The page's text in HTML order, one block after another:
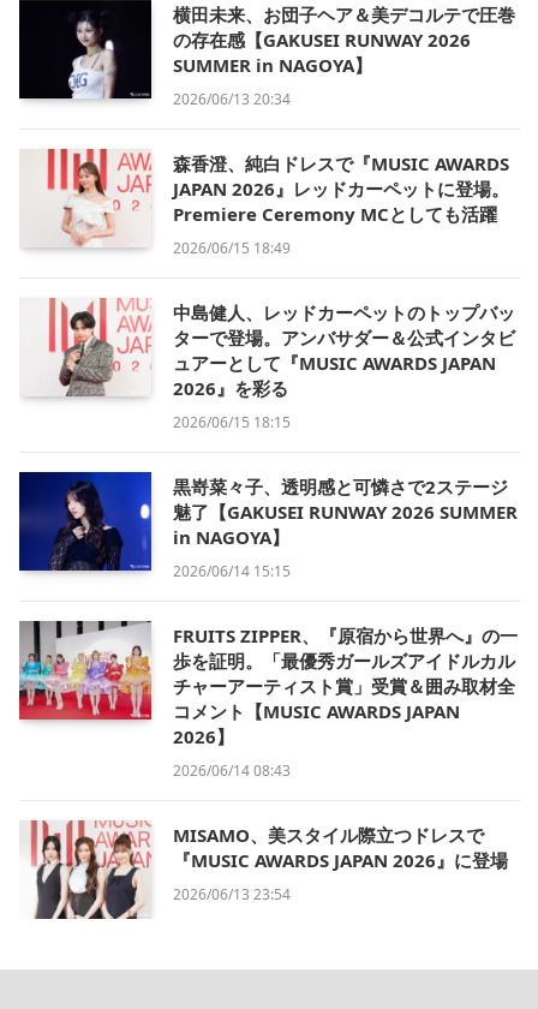
横田未来、お団子ヘア＆美デコルテで圧巻
の存在感【GAKUSEI RUNWAY 2026
SUMMER in NAGOYA】
2026/06/13 20:34
森香澄、純白ドレスで『MUSIC AWARDS
JAPAN 2026』レッドカーペットに登場。
Premiere Ceremony MCとしても活躍
2026/06/15 18:49
中島健人、レッドカーペットのトップバッ
ターで登場。アンバサダー＆公式インタビ
ュアーとして『MUSIC AWARDS JAPAN
2026』を彩る
2026/06/15 18:15
黒嵜菜々子、透明感と可憐さで2ステージ
魅了【GAKUSEI RUNWAY 2026 SUMMER
in NAGOYA】
2026/06/14 15:15
FRUITS ZIPPER、『原宿から世界へ』の一
歩を証明。「最優秀ガールズアイドルカル
チャーアーティスト賞」受賞＆囲み取材全
コメント【MUSIC AWARDS JAPAN
2026】
2026/06/14 08:43
MISAMO、美スタイル際立つドレスで
『MUSIC AWARDS JAPAN 2026』に登場
2026/06/13 23:54